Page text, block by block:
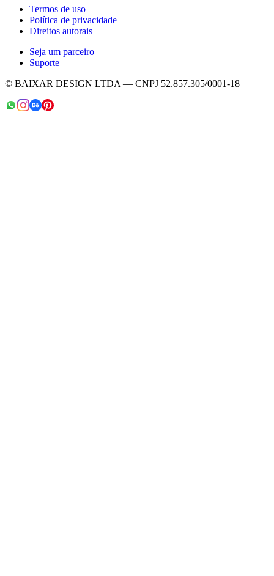
Termos de uso
Política de privacidade
Direitos autorais
Seja um parceiro
Suporte
© BAIXAR DESIGN LTDA — CNPJ 52.857.305/0001-18